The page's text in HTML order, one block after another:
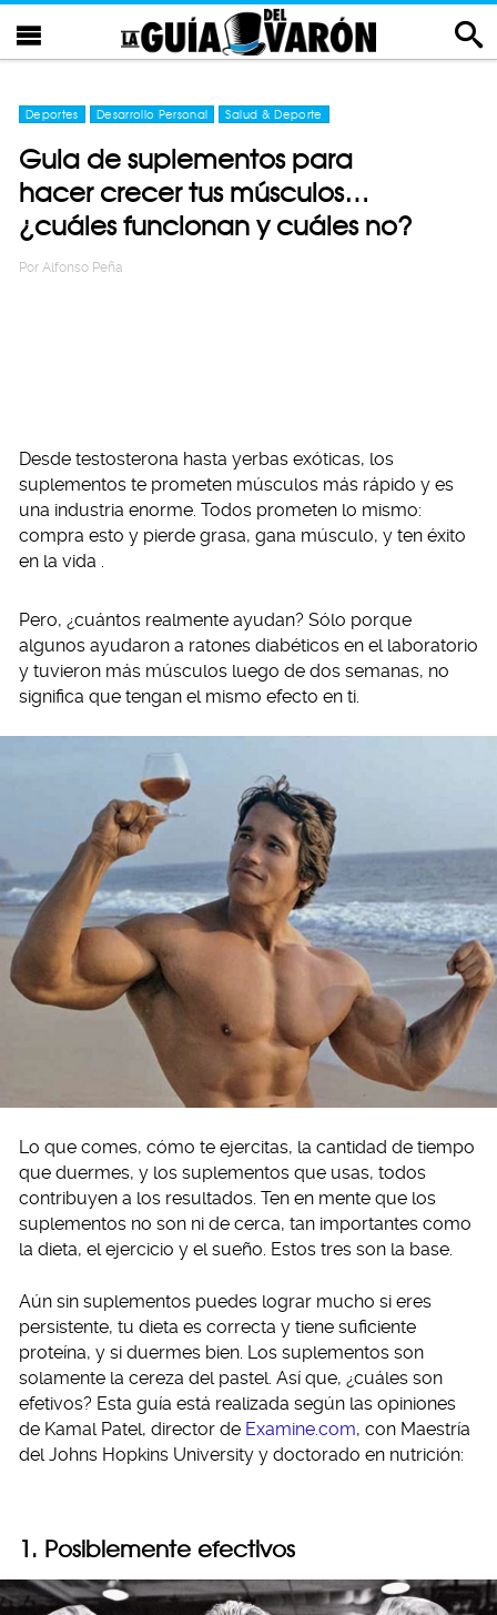
Deportes Desarrollo Personal Salud & Deporte
Guia de suplementos para
hacer crecer tus músculos…
¿cuáles funcionan y cuáles no?
Por Alfonso Peña
Desde testosterona hasta yerbas exóticas, los
suplementos te prometen músculos más rápido y es
una industria enorme. Todos prometen lo mismo:
compra esto y pierde grasa, gana músculo, y ten éxito
en la vida .
Pero, ¿cuántos realmente ayudan? Sólo porque
algunos ayudaron a ratones diabéticos en el laboratorio
y tuvieron más músculos luego de dos semanas, no
significa que tengan el mismo efecto en ti.
Lo que comes, cómo te ejercitas, la cantidad de tiempo
que duermes, y los suplementos que usas, todos
contribuyen a los resultados. Ten en mente que los
suplementos no son ni de cerca, tan importantes como
la dieta, el ejercicio y el sueño. Estos tres son la base.
Aún sin suplementos puedes lograr mucho si eres
persistente, tu dieta es correcta y tiene suficiente
proteína, y si duermes bien. Los suplementos son
solamente la cereza del pastel. Así que, ¿cuáles son
efetivos? Esta guía está realizada según las opiniones
de Kamal Patel, director de Examine.com, con Maestría
del Johns Hopkins University y doctorado en nutrición:
1. Posiblemente efectivos